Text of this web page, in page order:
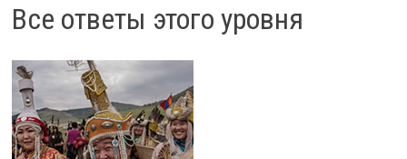
Все ответы этого уровня